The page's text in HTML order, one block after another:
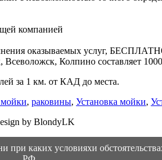
компанией
оказываемых услуг,
Колпино составляет
за 1 км. от КАД до места.
, раковины, Установка мойки,
by BlondyLK
каких условияхи